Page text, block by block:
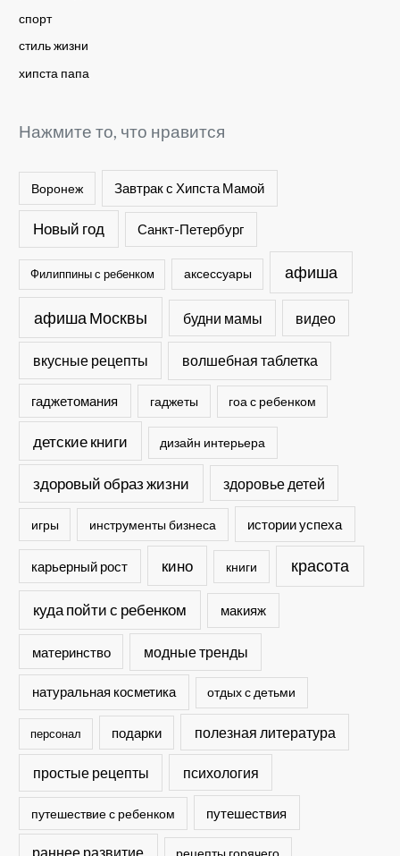
спорт
стиль жизни
хипста папа
Нажмите то, что нравится
Воронеж Завтрак с Хипста Мамой
Новый год Санкт-Петербург
Филиппины с ребенком аксессуары афиша
афиша Москвы будни мамы видео
вкусные рецепты волшебная таблетка
гаджетомания гаджеты гоа с ребенком
детские книги дизайн интерьера
здоровый образ жизни здоровье детей
игры инструменты бизнеса истории успеха
карьерный рост кино книги красота
куда пойти с ребенком макияж
материнство модные тренды
натуральная косметика отдых с детьми
персонал подарки полезная литература
простые рецепты психология
путешествие с ребенком путешествия
раннее развитие